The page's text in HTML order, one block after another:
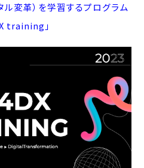
ル変革）を学習するプログラム
training」